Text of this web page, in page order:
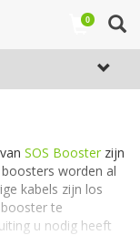
0
SOS Booster zijn
worden al
kabels zijn los
te
u nodig heeft